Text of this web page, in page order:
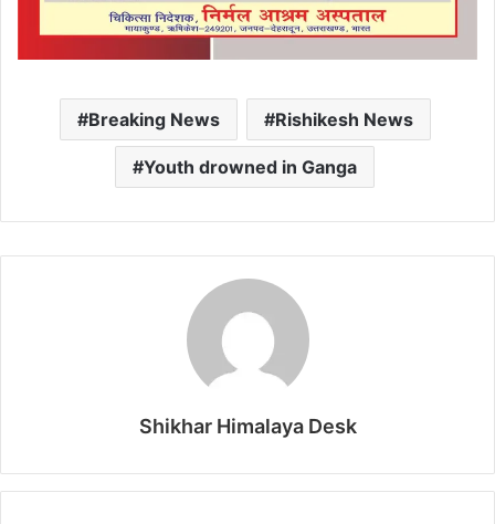
Breaking News Rishikesh News
Youth drowned in Ganga
Shikhar Himalaya Desk